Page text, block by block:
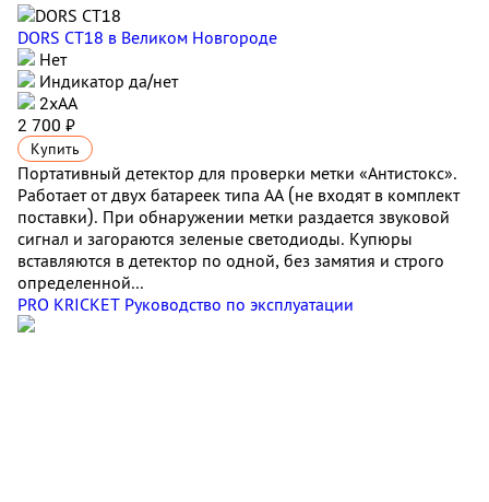
DORS CT18 в Великом Новгороде
Нет
Индикатор да/нет
2хАА
2 700 ₽
Купить
Портативный детектор для проверки метки «Антистокс».
Работает от двух батареек типа АА (не входят в комплект
поставки). При обнаружении метки раздается звуковой
сигнал и загораются зеленые светодиоды. Купюры
вставляются в детектор по одной, без замятия и строго
определенной...
PRO KRICKET Руководство по эксплуатации